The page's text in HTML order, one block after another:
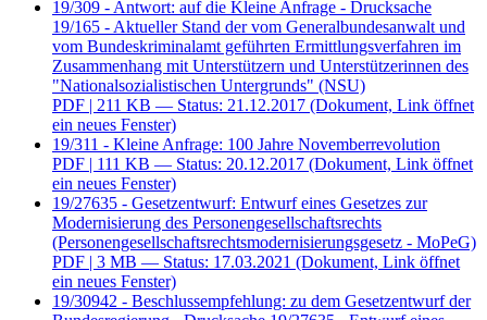
19/309 - Antwort: auf die Kleine Anfrage - Drucksache
19/165 - Aktueller Stand der vom Generalbundesanwalt und
vom Bundeskriminalamt geführten Ermittlungsverfahren im
Zusammenhang mit Unterstützern und Unterstützerinnen des
"Nationalsozialistischen Untergrunds" (NSU)
PDF | 211 KB — Status: 21.12.2017 (Dokument, Link öffnet
ein neues Fenster)
19/311 - Kleine Anfrage: 100 Jahre Novemberrevolution
PDF | 111 KB — Status: 20.12.2017 (Dokument, Link öffnet
ein neues Fenster)
19/27635 - Gesetzentwurf: Entwurf eines Gesetzes zur
Modernisierung des Personengesellschaftsrechts
(Personengesellschaftsrechtsmodernisierungsgesetz - MoPeG)
PDF | 3 MB — Status: 17.03.2021 (Dokument, Link öffnet
ein neues Fenster)
19/30942 - Beschlussempfehlung: zu dem Gesetzentwurf der